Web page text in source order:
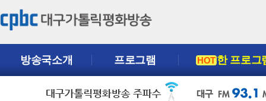
방송국소개 프로그램 HOT한 프로그